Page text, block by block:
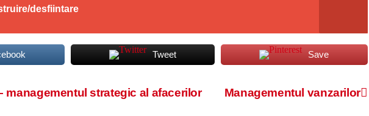
desfiintare
Tweet Save
Managementul vanzarilor
managementul strategic al afacerilor